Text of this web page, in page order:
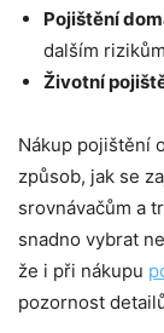
Pojištění
dalším
Životní
Nákup pojištění
způsob, jak se
srovnávačům a
snadno vybrat
že i při nákupu
pozornost